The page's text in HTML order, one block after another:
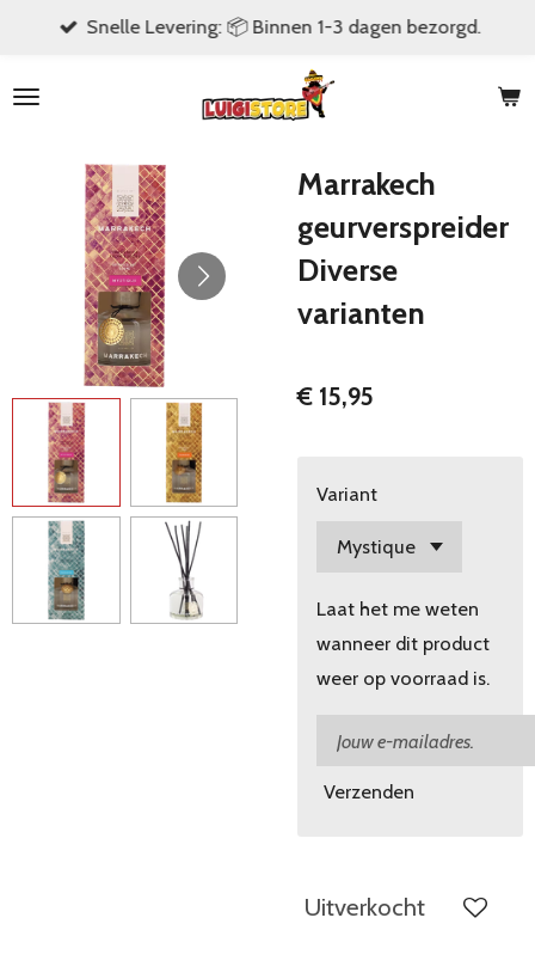
naar
hoofdinhoud
Snelle Levering: 📦 Binnen 1-3 dagen bezorgd.
Marrakech
geurverspreider
Diverse
varianten
€ 15,95
Variant
Laat het me weten
wanneer dit product
weer op voorraad is.
Verzenden
Uitverkocht